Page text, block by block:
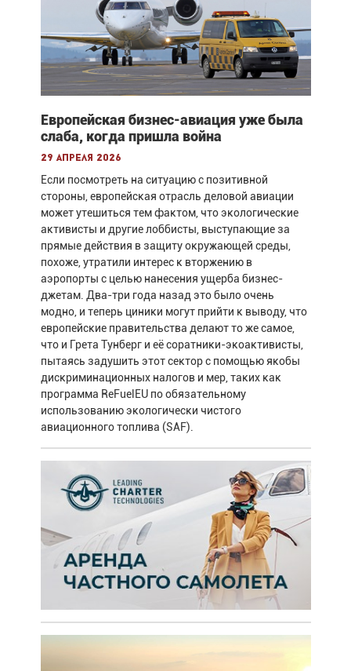
Европейская бизнес-авиация уже была
слаба, когда пришла война
29 апреля 2026
Если посмотреть на ситуацию с позитивной
стороны, европейская отрасль деловой авиации
может утешиться тем фактом, что экологические
активисты и другие лоббисты, выступающие за
прямые действия в защиту окружающей среды,
похоже, утратили интерес к вторжению в
аэропорты с целью нанесения ущерба бизнес-
джетам. Два-три года назад это было очень
модно, и теперь циники могут прийти к выводу, что
европейские правительства делают то же самое,
что и Грета Тунберг и её соратники-экоактивисты,
пытаясь задушить этот сектор с помощью якобы
дискриминационных налогов и мер, таких как
программа ReFuelEU по обязательному
использованию экологически чистого
авиационного топлива (SAF).